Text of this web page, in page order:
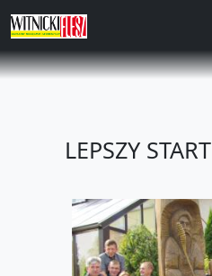
LEPSZY START